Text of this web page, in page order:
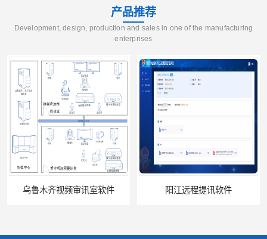
产品推荐
Development, design, production and sales in one of the manufacturing
enterprises
乌鲁木齐视频审讯室软件 阳江远程提讯软件